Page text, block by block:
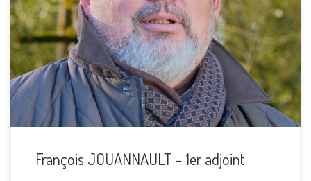
[…]
François JOUANNAULT – 1er adjoint